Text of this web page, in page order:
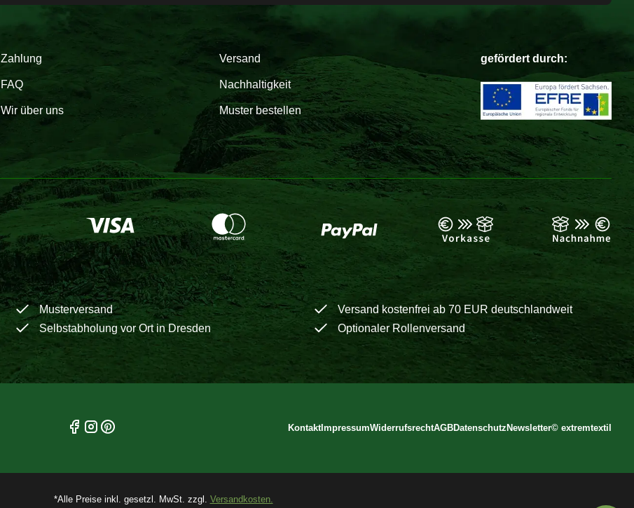
Zahlung Versand
FAQ Nachhaltigkeit
Wir über uns Muster bestellen
gefördert durch:
Musterversand
Versand kostenfrei ab 70 EUR deutschlandweit
Selbstabholung vor Ort in Dresden Optionaler Rollenversand
KontaktImpressumWiderrufsrechtAGBDatenschutzNewsletter© extremtextil
*Alle Preise inkl. gesetzl. MwSt. zzgl. Versandkosten.